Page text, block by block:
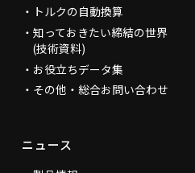
トルクの自動換算
知っておきたい締結の世界
(技術資料)
お役立ちデータ集
その他・総合お問い合わせ
ニュース